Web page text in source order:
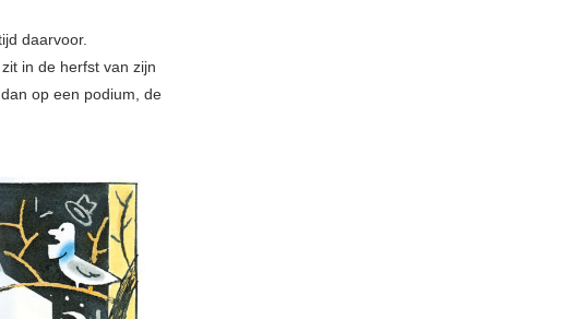
daarvoor.
in de herfst van zijn
op een podium, de